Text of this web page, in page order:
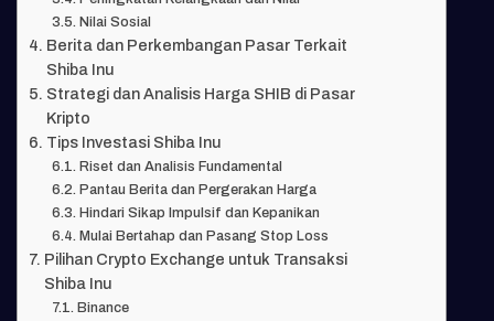
Nilai Sosial
Berita dan Perkembangan Pasar Terkait
Shiba Inu
Strategi dan Analisis Harga SHIB di Pasar
Kripto
Tips Investasi Shiba Inu
Riset dan Analisis Fundamental
Pantau Berita dan Pergerakan Harga
Hindari Sikap Impulsif dan Kepanikan
Mulai Bertahap dan Pasang Stop Loss
Pilihan Crypto Exchange untuk Transaksi
Shiba Inu
Binance